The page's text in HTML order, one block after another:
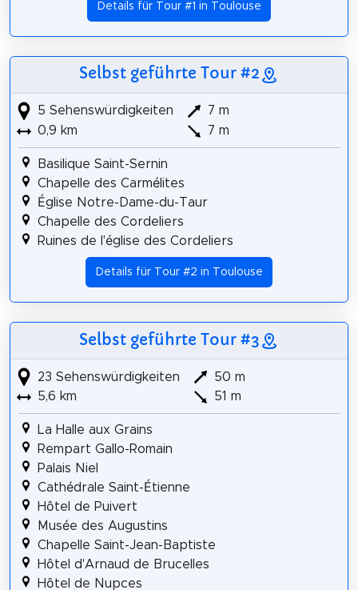
Details für Tour #1 in Toulouse
Selbst geführte Tour #2
5 Sehenswürdigkeiten
0,9 km
7 m
7 m
Basilique Saint-Sernin
Chapelle des Carmélites
Église Notre-Dame-du-Taur
Chapelle des Cordeliers
Ruines de l'église des Cordeliers
Details für Tour #2 in Toulouse
Selbst geführte Tour #3
23 Sehenswürdigkeiten
5,6 km
50 m
51 m
La Halle aux Grains
Rempart Gallo-Romain
Palais Niel
Cathédrale Saint-Étienne
Hôtel de Puivert
Musée des Augustins
Chapelle Saint-Jean-Baptiste
Hôtel d'Arnaud de Brucelles
Hôtel de Nupces